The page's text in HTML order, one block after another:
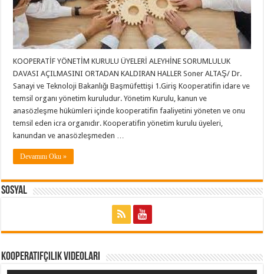
KOOPERATİF YÖNETİM KURULU ÜYELERİ ALEYHİNE SORUMLULUK
DAVASI AÇILMASINI ORTADAN KALDIRAN HALLER Soner ALTAŞ/ Dr.
Sanayi ve Teknoloji Bakanlığı Başmüfettişi 1.Giriş Kooperatifin idare ve
temsil organı yönetim kuruludur. Yönetim Kurulu, kanun ve
anasözleşme hükümleri içinde kooperatifin faaliyetini yöneten ve onu
temsil eden icra organıdır. Kooperatifin yönetim kurulu üyeleri,
kanundan ve anasözleşmeden …
Devamını Oku »
Sosyal
Kooperatifçilik Videoları